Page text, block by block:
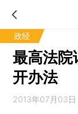
政经
最高法院
开办法
2013年07月03